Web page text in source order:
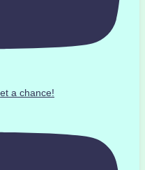
a chance!